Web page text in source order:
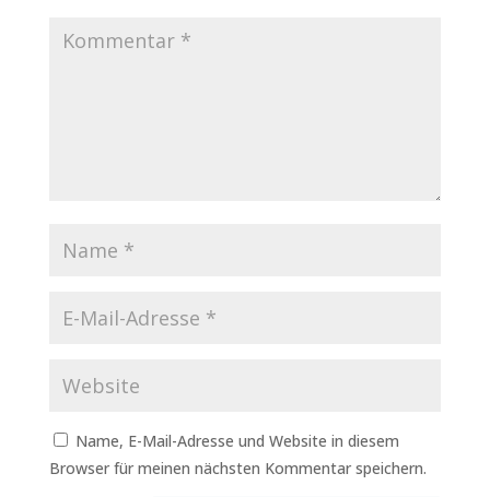
Name, E-Mail-Adresse und Website in diesem
Browser für meinen nächsten Kommentar speichern.